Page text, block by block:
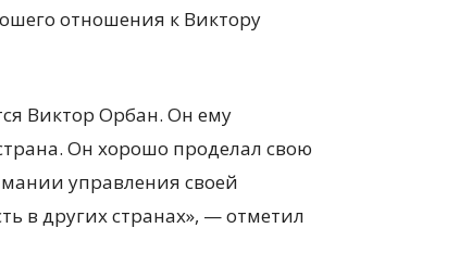
отношения к Виктору
Виктор Орбан. Он ему
Он хорошо проделал свою
управления своей
в других странах», — отметил